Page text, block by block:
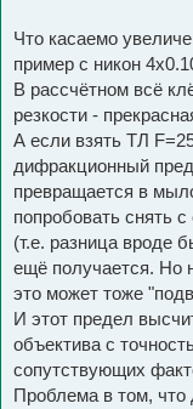
Что касаемо
пример с никон
В рассчётном всё
резкости -
А если взять ТЛ
дифракционный
превращается в
попробовать снять
(т.е. разница вроде
ещё получается. Но
это может тоже
И этот предел
объектива с
сопутствующих
Проблема в том,